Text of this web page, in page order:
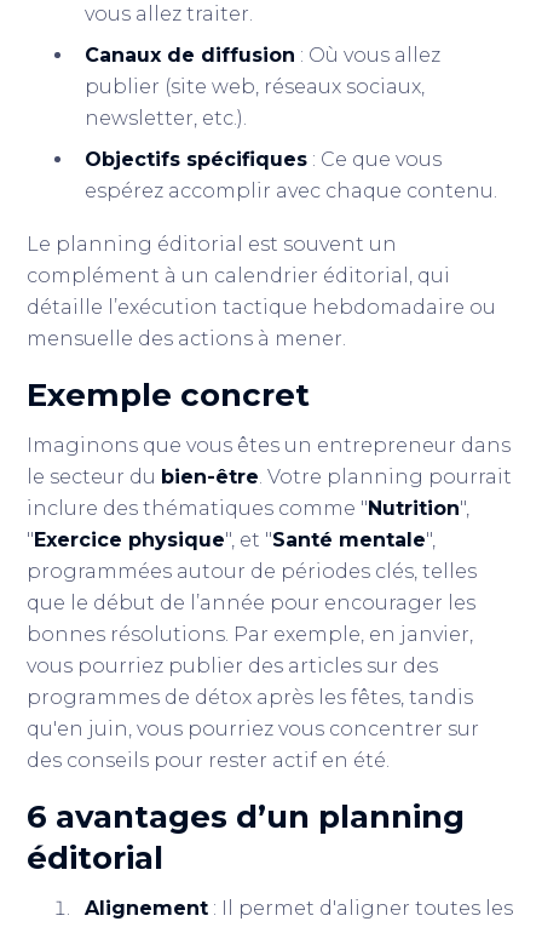
vous allez traiter.
Canaux de diffusion : Où vous allez
publier (site web, réseaux sociaux,
newsletter, etc.).
Objectifs spécifiques : Ce que vous
espérez accomplir avec chaque contenu.
Le planning éditorial est souvent un
complément à un calendrier éditorial, qui
détaille l’exécution tactique hebdomadaire ou
mensuelle des actions à mener.
Exemple concret
Imaginons que vous êtes un entrepreneur dans
le secteur du bien-être. Votre planning pourrait
inclure des thématiques comme "Nutrition",
"Exercice physique", et "Santé mentale",
programmées autour de périodes clés, telles
que le début de l’année pour encourager les
bonnes résolutions. Par exemple, en janvier,
vous pourriez publier des articles sur des
programmes de détox après les fêtes, tandis
qu'en juin, vous pourriez vous concentrer sur
des conseils pour rester actif en été.
6 avantages d’un planning
éditorial
Alignement : Il permet d'aligner toutes les